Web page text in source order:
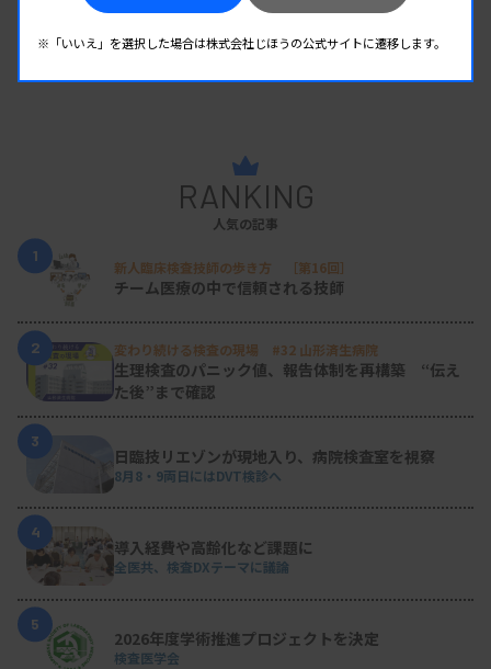
RANKING
人気の記事
1
新人臨床検査技師の歩き方 ［第16回］
チーム医療の中で信頼される技師
2 変わり続ける検査の現場 #32 山形済生病院
生理検査のパニック値、報告体制を再構築 “伝え
た後”まで確認
3
日臨技リエゾンが現地入り、病院検査室を視察
8月8・9両日にはDVT検診へ
4
導入経費や高齢化など課題に
全医共、検査DXテーマに議論
5
2026年度学術推進プロジェクトを決定
検査医学会
※「いいえ」を選択した場合は株式会社じほうの公式サイトに遷移します。